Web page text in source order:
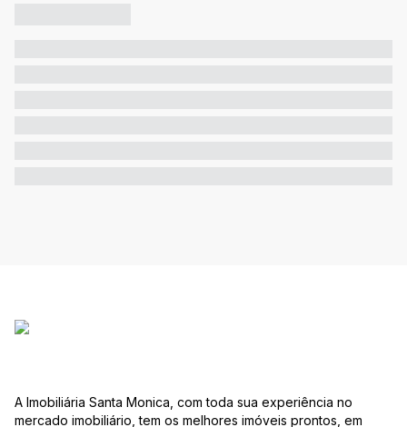
A Imobiliária Santa Monica, com toda sua experiência no
mercado imobiliário, tem os melhores imóveis prontos, em